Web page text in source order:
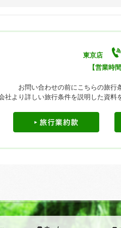
東京店
【営業時間
お問い合わせの前にこちらの旅行
社より詳しい旅行条件を説明した資